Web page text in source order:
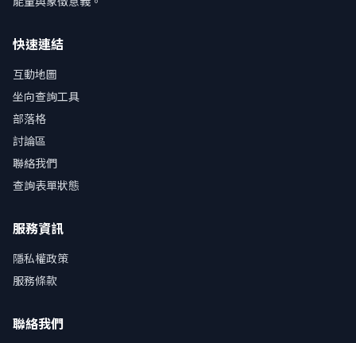
快速連結
互動地圖
坐向查詢工具
部落格
討論區
聯絡我們
查詢表單狀態
服務資訊
隱私權政策
服務條款
聯絡我們